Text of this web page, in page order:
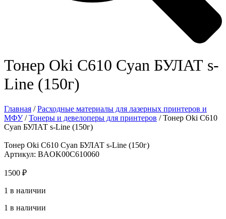
Тонер Oki C610 Cyan БУЛАТ s-
Line (150г)
Главная /Расходные материалы для лазерных принтеров и
МФУ/Тонеры и девелоперы для принтеров / Тонер Oki C610
Cyan БУЛАТ s-Line (150г)
Тонер Oki C610 Cyan БУЛАТ s-Line (150г)
Артикул: BAOK00C610060
1500 ₽
1 в наличии
1 в наличии